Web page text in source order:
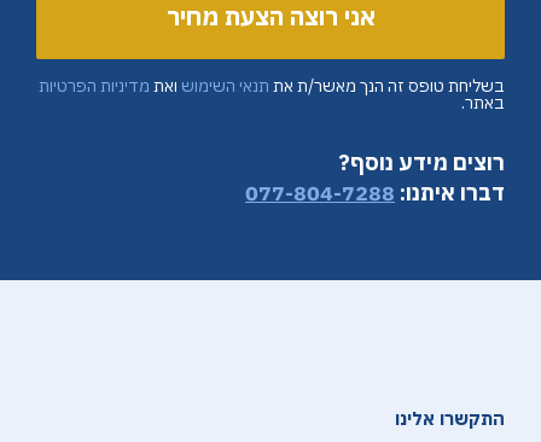
בשליחת טופס זה הנך מאשר/ת את תנאי השימוש ואת מדיניות הפרטיות
באתר.
רוצים מידע נוסף?
דברו איתנו: 077-804-7288
התקשרו אלינו